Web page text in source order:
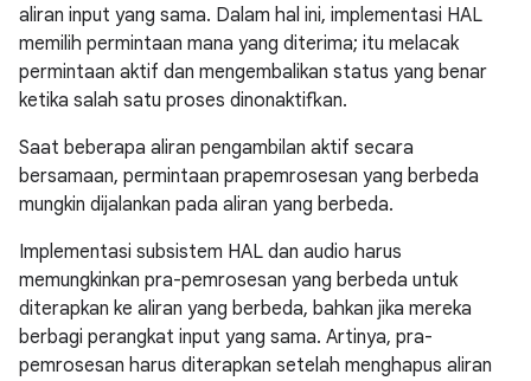
aliran input yang sama. Dalam hal ini, implementasi HAL
memilih permintaan mana yang diterima; itu melacak
permintaan aktif dan mengembalikan status yang benar
ketika salah satu proses dinonaktifkan.
Saat beberapa aliran pengambilan aktif secara
bersamaan, permintaan prapemrosesan yang berbeda
mungkin dijalankan pada aliran yang berbeda.
Implementasi subsistem HAL dan audio harus
memungkinkan pra-pemrosesan yang berbeda untuk
diterapkan ke aliran yang berbeda, bahkan jika mereka
berbagi perangkat input yang sama. Artinya, pra-
pemrosesan harus diterapkan setelah menghapus aliran